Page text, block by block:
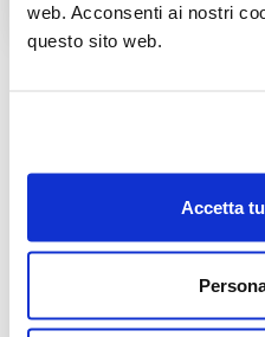
web. Acconsenti ai nostri
questo sito web.
Accetta